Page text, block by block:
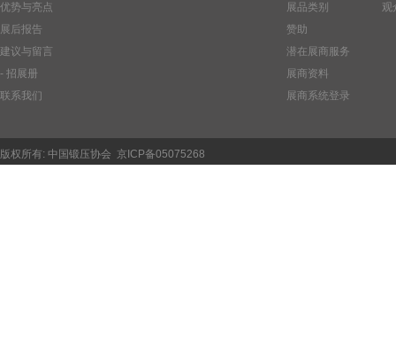
优势与亮点
展后报告
建议与留言
- 招展册
联系我们
展品类别
赞助
潜在展商服务
展商资料
展商系统登录
观
版权所有: 中国锻压协会 京ICP备05075268